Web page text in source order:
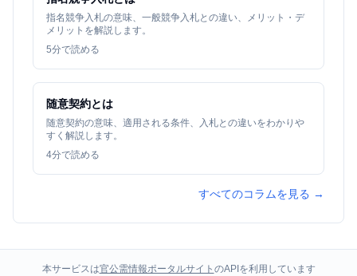
指名競争入札の意味、一般競争入札との違い、メリット・デ
メリットを解説します。
5分で読める
随意契約とは
随意契約の意味、適用される条件、入札との違いをわかりや
すく解説します。
4分で読める
すべてのコラムを見る →
本サービスは官公需情報ポータルサイト のAPIを利用しています